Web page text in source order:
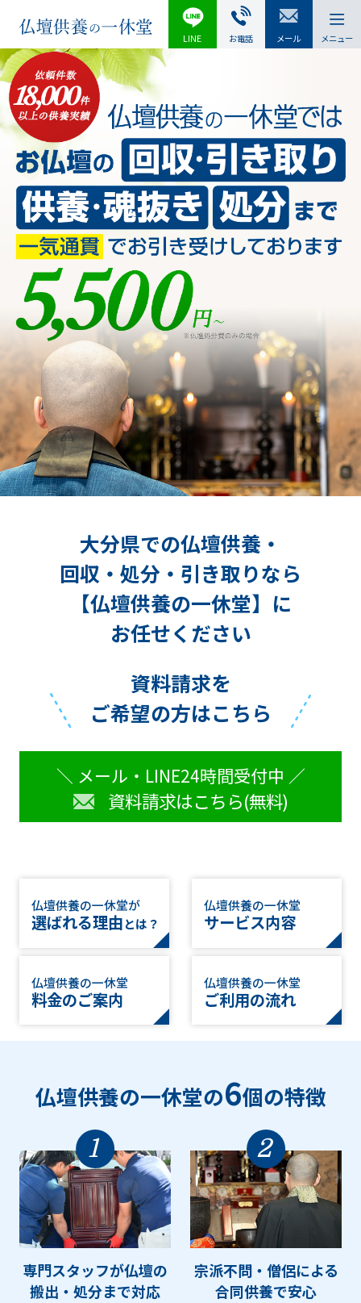
LINE お電話 メール メニュー
大分県での仏壇供養・
回収・処分・引き取りなら
【仏壇供養の一休堂】に
お任せください
資料請求を
ご希望の方はこちら
＼ メール・LINE24時間受付中 ／
資料請求はこちら(無料)
仏壇供養の一休堂が
選ばれる理由とは？
仏壇供養の一休堂
サービス内容
仏壇供養の一休堂
料金のご案内
仏壇供養の一休堂
ご利用の流れ
仏壇供養の一休堂の6個の特徴
1
専門スタッフが仏壇の
搬出・処分まで対応
2
宗派不問・僧侶による
合同供養で安心